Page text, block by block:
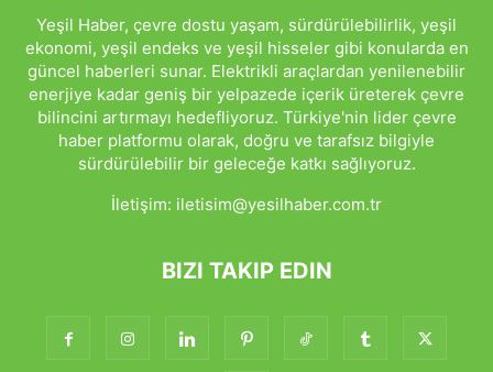
Yeşil Haber, çevre dostu yaşam, sürdürülebilirlik, yeşil
ekonomi, yeşil endeks ve yeşil hisseler gibi konularda en
güncel haberleri sunar. Elektrikli araçlardan yenilenebilir
enerjiye kadar geniş bir yelpazede içerik üreterek çevre
bilincini artırmayı hedefliyoruz. Türkiye'nin lider çevre
haber platformu olarak, doğru ve tarafsız bilgiyle
sürdürülebilir bir geleceğe katkı sağlıyoruz.
İletişim: iletisim@yesilhaber.com.tr
BIZI TAKIP EDIN